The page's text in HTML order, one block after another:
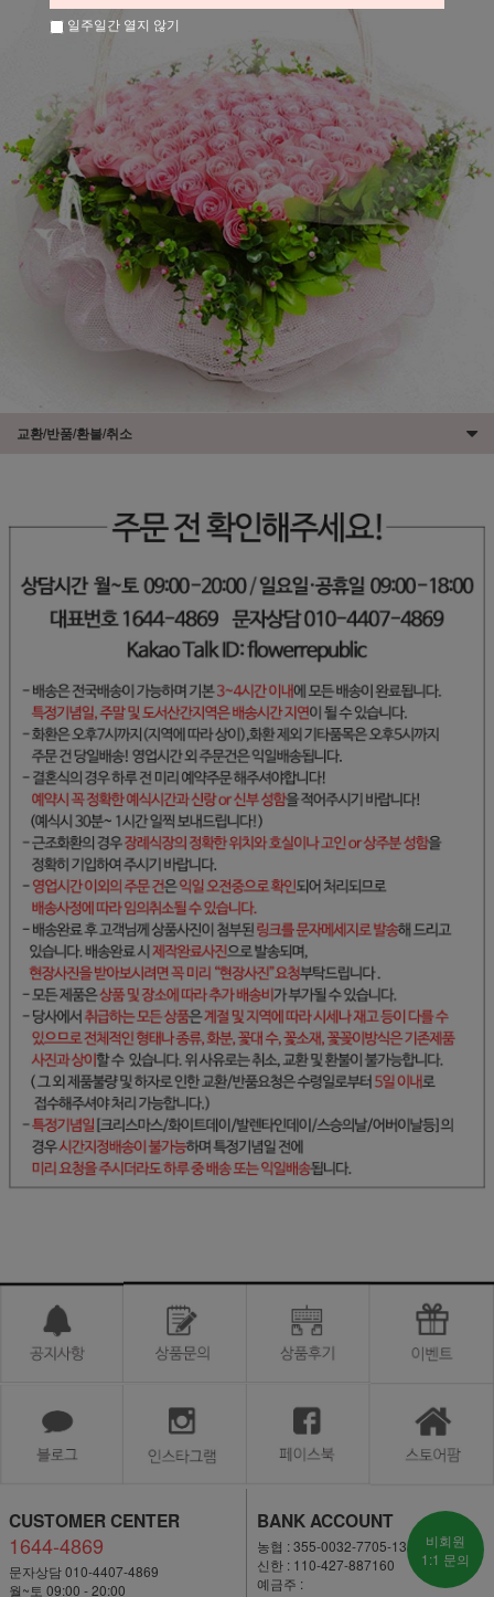
교환/반품/환불/취소
CUSTOMER CENTER
1644-4869
문자상담 010-4407-4869
월~토 09:00 - 20:00
BANK ACCOUNT
농협 : 355-0032-7705-13
신한 : 110-427-887160
예금주 :
비회원
1:1 문의
일주일간 열지 않기